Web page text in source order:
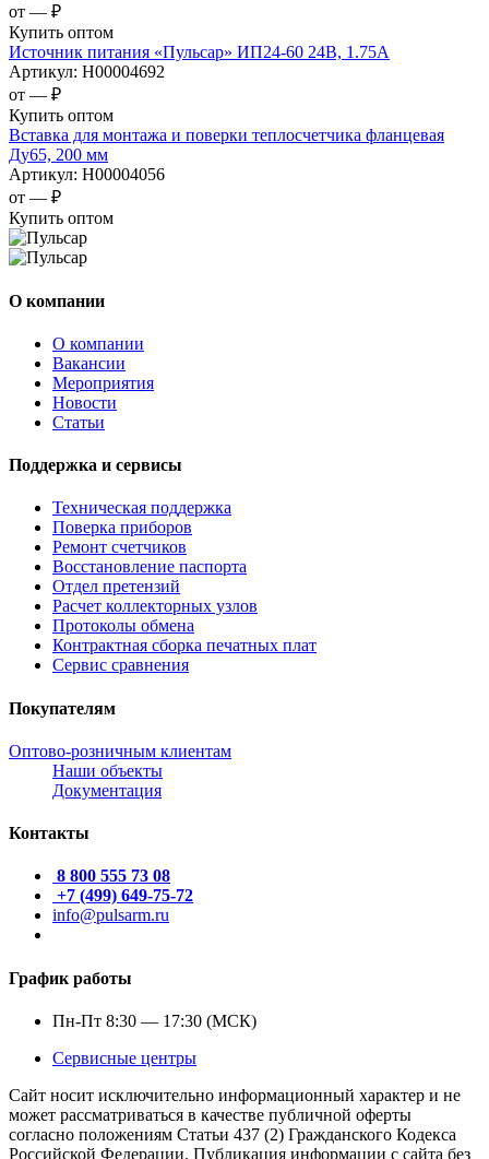
от — ₽
Купить оптом
Источник питания «Пульсар» ИП24-60 24В, 1.75А
Артикул: Н00004692
от — ₽
Купить оптом
Вставка для монтажа и поверки теплосчетчика фланцевая
Ду65, 200 мм
Артикул: Н00004056
от — ₽
Купить оптом
О компании
О компании
Вакансии
Мероприятия
Новости
Статьи
Поддержка и сервисы
Техническая поддержка
Поверка приборов
Ремонт счетчиков
Восстановление паспорта
Отдел претензий
Расчет коллекторных узлов
Протоколы обмена
Контрактная сборка печатных плат
Сервис сравнения
Покупателям
Оптово-розничным клиентам
Наши объекты
Документация
Контакты
8 800 555 73 08
+7 (499) 649-75-72
info@pulsarm.ru
График работы
Пн-Пт 8:30 — 17:30 (МСК)
Сервисные центры
Сайт носит исключительно информационный характер и не
может рассматриваться в качестве публичной оферты
согласно положениям Статьи 437 (2) Гражданского Кодекса
Российской Федерации. Публикация информации с сайта без